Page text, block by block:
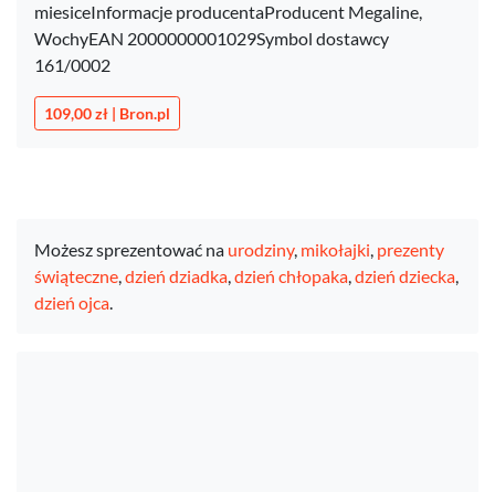
miesiceInformacje producentaProducent Megaline,
WochyEAN 2000000001029Symbol dostawcy
161/0002
109,00 zł | Bron.pl
Możesz sprezentować na urodziny, mikołajki, prezenty
świąteczne,dzień dziadka,dzień chłopaka,dzień dziecka,
dzień ojca.